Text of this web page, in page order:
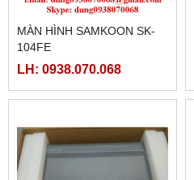
MÀN HÌNH SAMKOON SK-
104FE
LH: 0938.070.068